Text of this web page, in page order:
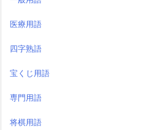
医療用語
四字熟語
宝くじ用語
専門用語
将棋用語